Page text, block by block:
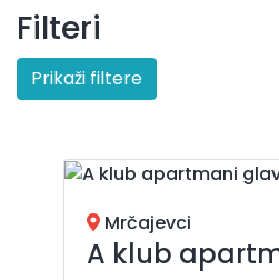
Filteri
Prikaži filtere
Mrčajevci
A klub